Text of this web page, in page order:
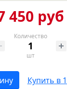
450 руб
Количество
шт
Купить в